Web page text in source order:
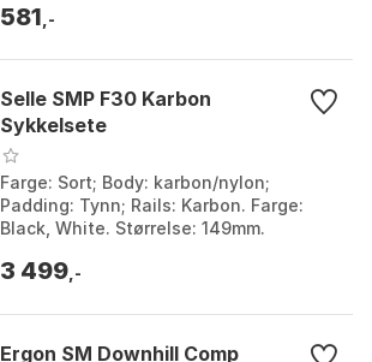
581 ,-
Selle SMP F30 Karbon
Sykkelsete
Farge: Sort; Body: karbon/nylon;
Padding: Tynn; Rails: Karbon. Farge:
Black, White. Størrelse: 149mm.
3 499 ,-
Ergon SM Downhill Comp